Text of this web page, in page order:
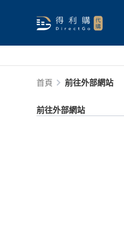
首頁 前往外部網站
前往外部網站